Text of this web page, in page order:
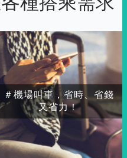
＃機場叫車，省時、省錢
又省力！